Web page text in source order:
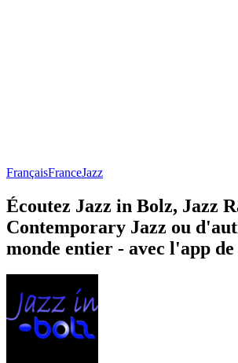
FrançaisFranceJazz
Écoutez Jazz in Bolz, Jazz
Contemporary Jazz ou
monde entier - avec l'app